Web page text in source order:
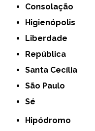
Consolação
Higienópolis
Liberdade
República
Santa Cecília
São Paulo
Sé
Hipódromo